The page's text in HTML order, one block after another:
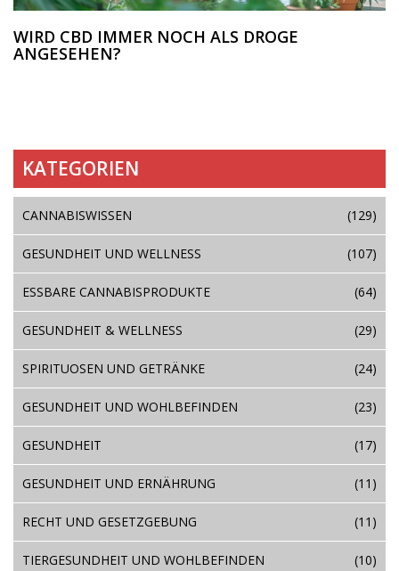
WIRD CBD IMMER NOCH ALS DROGE
ANGESEHEN?
KATEGORIEN
CANNABISWISSEN (129)
GESUNDHEIT UND WELLNESS (107)
ESSBARE CANNABISPRODUKTE (64)
GESUNDHEIT & WELLNESS (29)
SPIRITUOSEN UND GETRÄNKE (24)
GESUNDHEIT UND WOHLBEFINDEN (23)
GESUNDHEIT (17)
GESUNDHEIT UND ERNÄHRUNG (11)
RECHT UND GESETZGEBUNG (11)
TIERGESUNDHEIT UND WOHLBEFINDEN (10)